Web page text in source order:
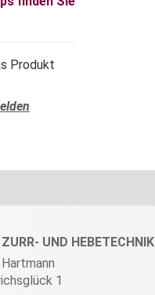
Produkt
UND HEBETECHNIK
1